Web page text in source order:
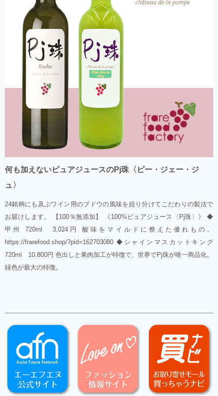
何も加えないピュアジュースのPj珠〈ピー・ジェー・ジ
ュ〉
24銘柄にも及ぶワイン用のブドウの風味を絞り分けてこだわりの製法で
お届けします。 【100％無添加】 《100%ピュアジュース〈Pj珠〉》 ◆
甲州 720ml 3,024円 酸味をマイルドに整えた優れもの。
https://frarefood.shop/?pid=162703080 ◆シャインマスカットキング
720ml 10,800円 色出しと果肉加工が特徴で、世界でPj珠が唯一商品化。
緑色が最大の特徴。